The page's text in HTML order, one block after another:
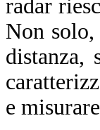
radar
Non
distanza,
e